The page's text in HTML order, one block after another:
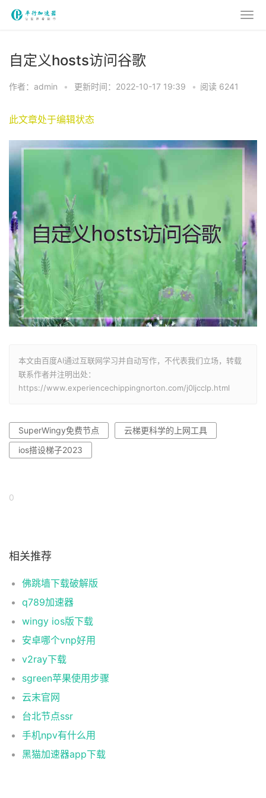
自定义hosts访问谷歌
作者：admin • 更新时间：2022-10-17 19:39 • 阅读 6241
此文章处于编辑状态
本文由百度AI通过互联网学习并自动写作，不代表我们立场，转载
联系作者并注明出处：
https://www.experiencechippingnorton.com/j0ljcclp.html
SuperWingy免费节点
云梯更科学的上网工具
ios搭设梯子2023
0
相关推荐
佛跳墙下载破解版
q789加速器
wingy ios版下载
安卓哪个vnp好用
v2ray下载
sgreen苹果使用步骤
云末官网
台北节点ssr
手机npv有什么用
黑猫加速器app下载